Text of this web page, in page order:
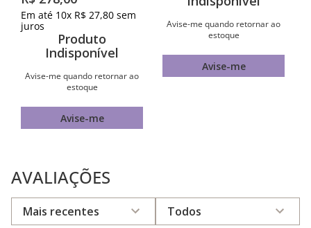
Em até 10x R$ 27,80 sem
juros
Produto
Indisponível
Avise-me quando retornar ao
estoque
Avise-me
Avise-me quando retornar ao
estoque
Avise-me
AVALIAÇÕES
Mais recentes Todos